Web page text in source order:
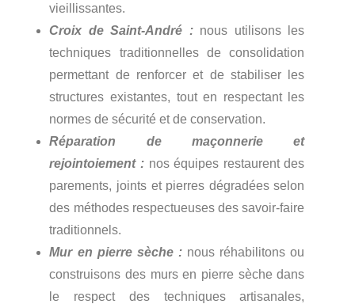
vieillissantes.
Croix de Saint-André :nous utilisons les
techniques traditionnelles de consolidation
permettant de renforcer et de stabiliser les
structures existantes, tout en respectant les
normes de sécurité et de conservation.
Réparation de maçonnerie et
rejointoiement :nos équipes restaurent des
parements, joints et pierres dégradées selon
des méthodes respectueuses des savoir-faire
traditionnels.
Mur en pierre sèche :nous réhabilitons ou
construisons des murs en pierre sèche dans
le respect des techniques artisanales,